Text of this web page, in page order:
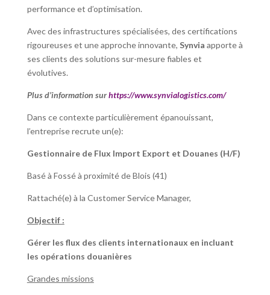
performance et d’optimisation.
Avec des infrastructures spécialisées, des certifications
rigoureuses et une approche innovante, Synvia apporte à
ses clients des solutions sur-mesure fiables et
évolutives.
Plus d’information surhttps://www.synvialogistics.com/
Dans ce contexte particulièrement épanouissant,
l’entreprise recrute un(e):
Gestionnaire de Flux Import Export et Douanes (H/F)
Basé à Fossé à proximité de Blois (41)
Rattaché(e) à la Customer Service Manager,
Objectif :
Gérer les flux des clients internationaux en incluant
les opérations douanières
Grandes missions